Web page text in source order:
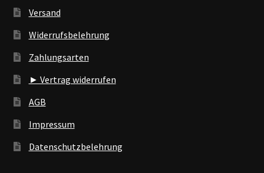
Versand
Widerrufsbelehrung
Zahlungsarten
► Vertrag widerrufen
AGB
Impressum
Datenschutzbelehrung